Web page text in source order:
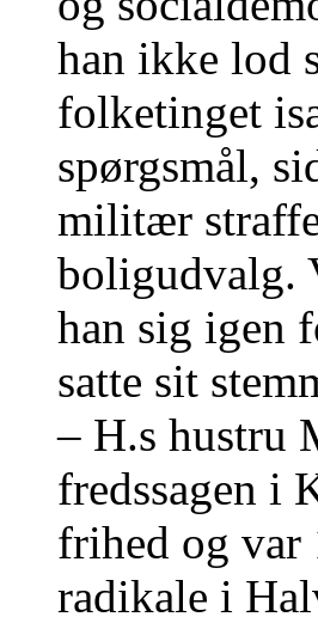
han ikke lod
folketinget
spørgsmål,
militær
boligudvalg.
han sig igen
satte sit
– H.s hustru
fredssagen i
frihed og var
radikale i